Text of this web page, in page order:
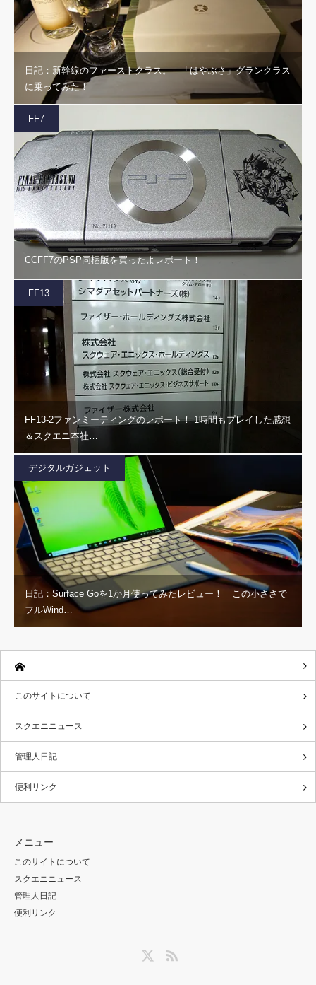
日記：新幹線のファーストクラス。 「はやぶさ」グランクラス
に乗ってみた！
FF7
CCFF7のPSP同梱版を買ったよレポート！
FF13
FF13-2ファンミーティングのレポート！ 1時間もプレイした感想
＆スクエニ本社…
デジタルガジェット
日記：Surface Goを1か月使ってみたレビュー！ この小ささで
フルWind…
このサイトについて
スクエニニュース
管理人日記
便利リンク
メニュー
このサイトについて
スクエニニュース
管理人日記
便利リンク